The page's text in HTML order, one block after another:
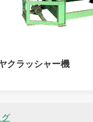
クラッシャー機